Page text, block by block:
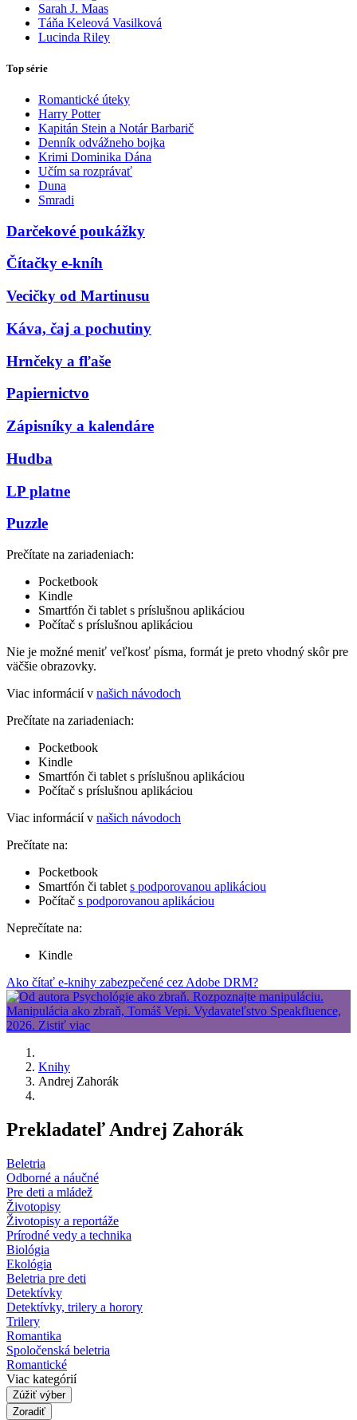
Sarah J. Maas
Táňa Keleová Vasilková
Lucinda Riley
Top série
Romantické úteky
Harry Potter
Kapitán Stein a Notár Barbarič
Denník odvážneho bojka
Krimi Dominika Dána
Učím sa rozprávať
Duna
Smradi
Darčekové poukážky
Čítačky e-kníh
Vecičky od Martinusu
Káva, čaj a pochutiny
Hrnčeky a fľaše
Papiernictvo
Zápisníky a kalendáre
Hudba
LP platne
Puzzle
Prečítate na zariadeniach:
Pocketbook
Kindle
Smartfón či tablet s príslušnou aplikáciou
Počítač s príslušnou aplikáciou
Nie je možné meniť veľkosť písma, formát je preto vhodný skôr pre
väčšie obrazovky.
Viac informácií v našich návodoch
Prečítate na zariadeniach:
Pocketbook
Kindle
Smartfón či tablet s príslušnou aplikáciou
Počítač s príslušnou aplikáciou
Viac informácií v našich návodoch
Prečítate na:
Pocketbook
Smartfón či tablet s podporovanou aplikáciou
Počítač s podporovanou aplikáciou
Neprečítate na:
Kindle
Ako čítať e-knihy zabezpečené cez Adobe DRM?
Knihy
Andrej Zahorák
Prekladateľ Andrej Zahorák
Beletria
Odborné a náučné
Pre deti a mládež
Životopisy
Životopisy a reportáže
Prírodné vedy a technika
Biológia
Ekológia
Beletria pre deti
Detektívky
Detektívky, trilery a horory
Trilery
Romantika
Spoločenská beletria
Romantické
Viac kategórií
Zúžiť výber
Zoradiť